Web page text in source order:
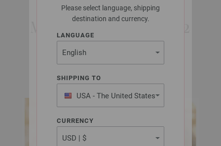
Please select language, shipping
destination and currency.
LANGUAGE
SHIPPING TO
USA - The United States
of America
CURRENCY
LANA GROSSA
MUTS BRIGITTE NO. 2
FILATI Kids Uitgave 10 | Model 9